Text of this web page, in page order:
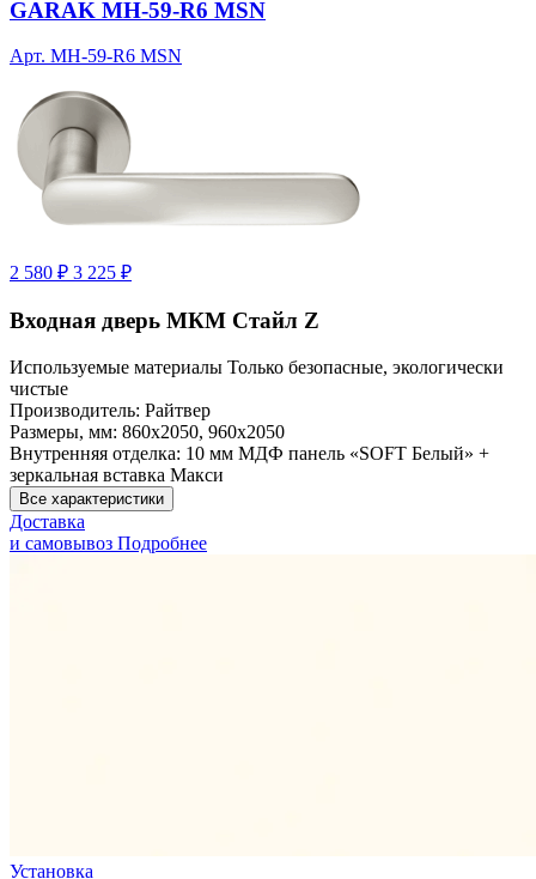
GARAK MH-59-R6 MSN
Арт. MH-59-R6 MSN
2 580 ₽ 3 225 ₽
Входная дверь МКМ Стайл Z
Используемые материалы Только безопасные, экологически
чистые
Производитель: Райтвер
Размеры, мм: 860х2050, 960х2050
Внутренняя отделка: 10 мм МДФ панель «SOFT Белый» +
зеркальная вставка Макси
Все характеристики
Доставка
и самовывоз Подробнее
Установка